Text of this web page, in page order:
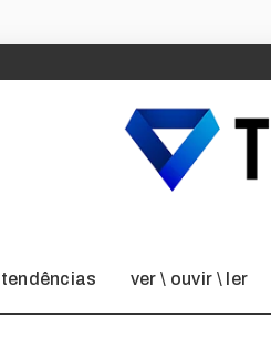
tendências ver \ ouvir \ ler